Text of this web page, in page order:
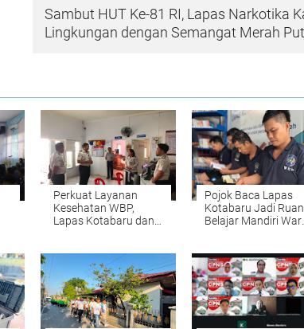
Sambut HUT Ke-81 RI, Lapas Narkotika
Lingkungan dengan Semangat Merah
Perkuat Layanan
Kesehatan WBP,
Lapas Kotabaru dan
Pojok Baca Lapas
Kotabaru Jadi
Belajar Mandiri